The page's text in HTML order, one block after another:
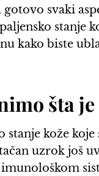
svaki
stanje
kako biste
šta
kože koje
uzrok još